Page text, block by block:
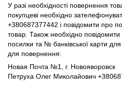
У разі необхідності повернення
покупцеві необхідно
+380687377442 і повідомити про
товар. Також необхідно
посилки та № банківської карти
для повернення:
Новая Почта №1, г. Новояворовск
Петруха Олег Миколайович